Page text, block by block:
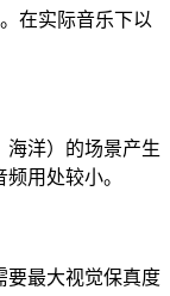
在实际音乐下以
海洋）的场景产生
用处较小。
要最大视觉保真度